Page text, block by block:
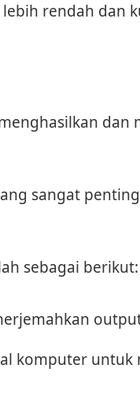
rendah dan
dan
sangat
sebagai berikut:
komputer